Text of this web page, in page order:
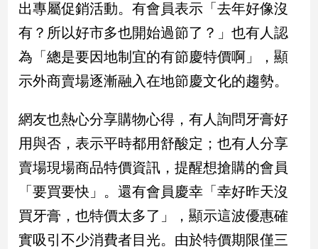
南
台
灣
觀
南
台
灣
觀
出專屬促銷活動。有會員表示「去年好像沒
有？所以好市多也開始過節了？」也有人認
為「總是要因地制宜的有節慶特價啊」，顯
示外商賣場逐漸融入在地節慶文化的趨勢。
網友也熱心分享購物心得，有人詢問牙膏好
用與否，表示平時都用舒酸定；也有人分享
賣場現場商品特價資訊，提醒想搶購的會員
「要買要快」。還有會員慶幸「幸好昨天沒
買牙膏，也特價太多了」，顯示這波優惠確
實吸引不少消費者目光。由於特價期限僅三